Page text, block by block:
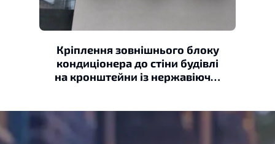
Кріплення зовнішнього блоку
кондиціонера до стіни будівлі
на кронштейни із нержавіючої